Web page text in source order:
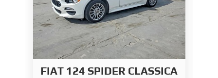
FIAT 124 SPIDER CLASSICA